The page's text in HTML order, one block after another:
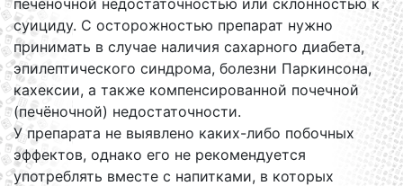
печёночной недостаточностью или склонностью к
суициду. С осторожностью препарат нужно
принимать в случае наличия сахарного диабета,
эпилептического синдрома, болезни Паркинсона,
кахексии, а также компенсированной почечной
(печёночной) недостаточности.
У препарата не выявлено каких-либо побочных
эффектов, однако его не рекомендуется
употреблять вместе с напитками, в которых